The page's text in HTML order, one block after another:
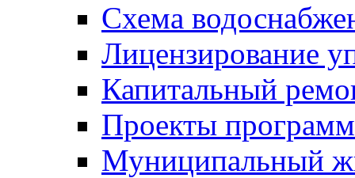
Схема
Лицензирование
Капитальный
Проекты программ
Муниципальный